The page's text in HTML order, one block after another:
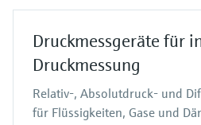
Druckmessgeräte für
Druckmessung
Relativ-, Absolutdruck- und
für Flüssigkeiten, Gase und